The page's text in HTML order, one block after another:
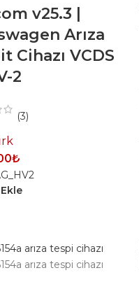
v25.3 |
Arıza
Cihazı VCDS
2
(3)
₺